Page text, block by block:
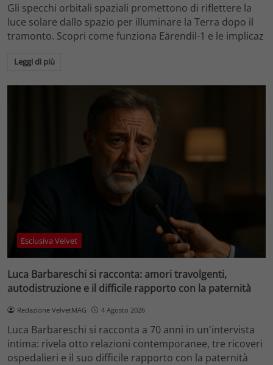
Gli specchi orbitali spaziali promettono di riflettere la
luce solare dallo spazio per illuminare la Terra dopo il
tramonto. Scopri come funziona Eärendil-1 e le implicaz
Leggi di più
Esclusiva Velvet
Luca Barbareschi si racconta: amori travolgenti,
autodistruzione e il difficile rapporto con la paternità
Redazione VelvetMAG 4 Agosto 2026
Luca Barbareschi si racconta a 70 anni in un'intervista
intima: rivela otto relazioni contemporanee, tre ricoveri
ospedalieri e il suo difficile rapporto con la paternità